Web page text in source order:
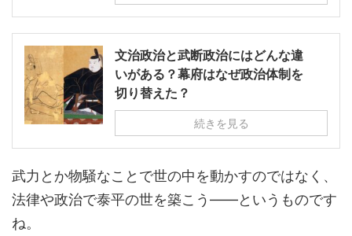
文治政治と武断政治にはどんな違
いがある？幕府はなぜ政治体制を
切り替えた？
続きを見る
武力とか物騒なことで世の中を動かすのではなく、
法律や政治で泰平の世を築こう――というものです
ね。